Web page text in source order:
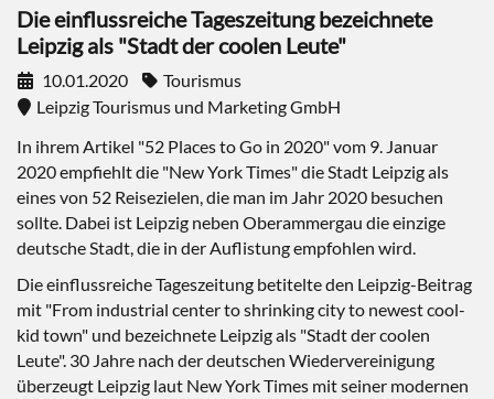
Die einflussreiche Tageszeitung bezeichnete
Leipzig als "Stadt der coolen Leute"
10.01.2020
Tourismus
Leipzig Tourismus und Marketing GmbH
In ihrem Artikel "52 Places to Go in 2020" vom 9. Januar
2020 empfiehlt die "New York Times" die Stadt Leipzig als
eines von 52 Reisezielen, die man im Jahr 2020 besuchen
sollte. Dabei ist Leipzig neben Oberammergau die einzige
deutsche Stadt, die in der Auflistung empfohlen wird.
Die einflussreiche Tageszeitung betitelte den Leipzig-Beitrag
mit "From industrial center to shrinking city to newest cool-
kid town" und bezeichnete Leipzig als "Stadt der coolen
Leute". 30 Jahre nach der deutschen Wiedervereinigung
überzeugt Leipzig laut New York Times mit seiner modernen